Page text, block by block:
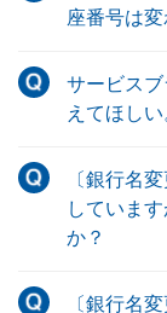
座番号は
サービス
えてほしい
〔銀行名
していま
か？
〔銀行名